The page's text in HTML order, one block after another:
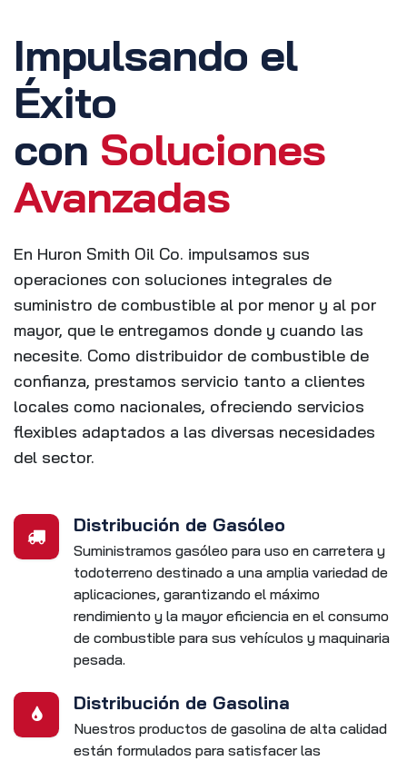
Impulsando el
Éxito
con Soluciones
Avanzadas
En Huron Smith Oil Co. impulsamos sus
operaciones con soluciones integrales de
suministro de combustible al por menor y al por
mayor, que le entregamos donde y cuando las
necesite. Como distribuidor de combustible de
confianza, prestamos servicio tanto a clientes
locales como nacionales, ofreciendo servicios
flexibles adaptados a las diversas necesidades
del sector.
Distribución de Gasóleo
Suministramos gasóleo para uso en carretera y
todoterreno destinado a una amplia variedad de
aplicaciones, garantizando el máximo
rendimiento y la mayor eficiencia en el consumo
de combustible para sus vehículos y maquinaria
pesada.
Distribución de Gasolina
Nuestros productos de gasolina de alta calidad
están formulados para satisfacer las